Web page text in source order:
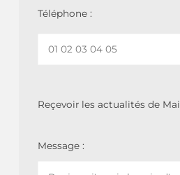
Téléphone :
Reçevoir les actualités de
Message :